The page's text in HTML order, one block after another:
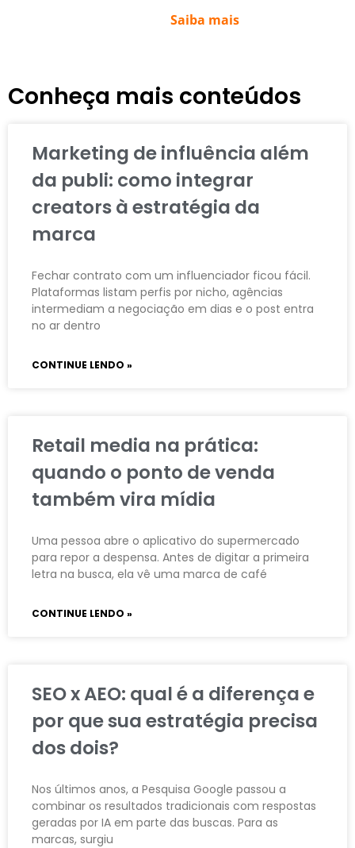
Saiba mais
Conheça mais conteúdos
Marketing de influência além
da publi: como integrar
creators à estratégia da
marca
Fechar contrato com um influenciador ficou fácil.
Plataformas listam perfis por nicho, agências
intermediam a negociação em dias e o post entra
no ar dentro
CONTINUE LENDO »
Retail media na prática:
quando o ponto de venda
também vira mídia
Uma pessoa abre o aplicativo do supermercado
para repor a despensa. Antes de digitar a primeira
letra na busca, ela vê uma marca de café
CONTINUE LENDO »
SEO x AEO: qual é a diferença e
por que sua estratégia precisa
dos dois?
Nos últimos anos, a Pesquisa Google passou a
combinar os resultados tradicionais com respostas
geradas por IA em parte das buscas. Para as
marcas, surgiu